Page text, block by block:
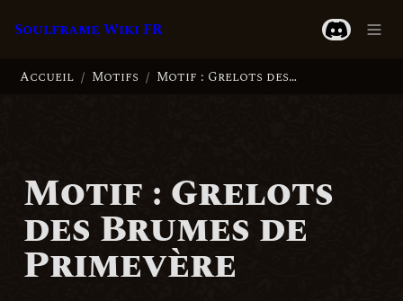
Soulframe Wiki FR
Accueil / Motifs / Motif : Grelots des Brumes de Primevère
Motif : Grelots
des Brumes de
Primevère